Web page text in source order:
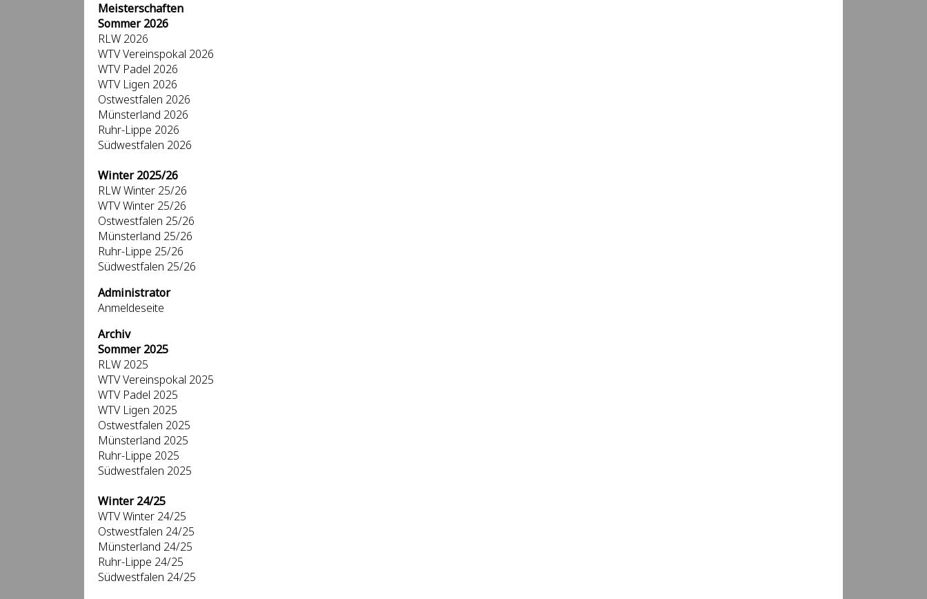
Meisterschaften
Sommer 2026
RLW 2026
WTV Vereinspokal 2026
WTV Padel 2026
WTV Ligen 2026
Ostwestfalen 2026
Münsterland 2026
Ruhr-Lippe 2026
Südwestfalen 2026
Winter 2025/26
RLW Winter 25/26
WTV Winter 25/26
Ostwestfalen 25/26
Münsterland 25/26
Ruhr-Lippe 25/26
Südwestfalen 25/26
Administrator
Anmeldeseite
Archiv
Sommer 2025
RLW 2025
WTV Vereinspokal 2025
WTV Padel 2025
WTV Ligen 2025
Ostwestfalen 2025
Münsterland 2025
Ruhr-Lippe 2025
Südwestfalen 2025
Winter 24/25
WTV Winter 24/25
Ostwestfalen 24/25
Münsterland 24/25
Ruhr-Lippe 24/25
Südwestfalen 24/25